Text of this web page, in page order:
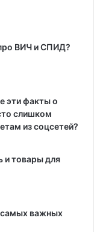
ВИЧ и СПИД?
эти факты о
слишком
из соцсетей?
и товары для
самых важных